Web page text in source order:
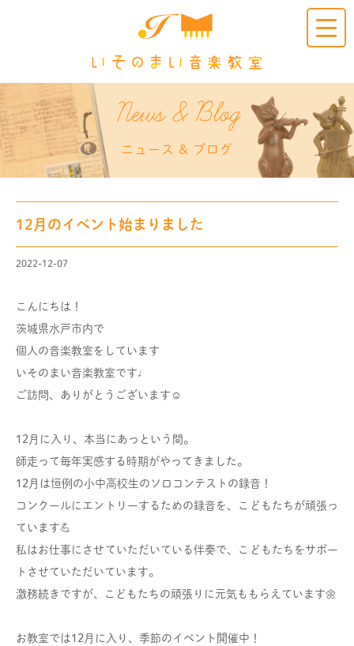
Clic
k
News & Blog
ニュース & ブログ
12月のイベント始まりました
2022-12-07
こんにちは！
茨城県水戸市内で
個人の音楽教室をしています
いそのまい音楽教室です♩
ご訪問、ありがとうございます☺︎
12月に入り、本当にあっという間。
師走って毎年実感する時期がやってきました。
12月は恒例の小中高校生のソロコンテストの録音！
コンクールにエントリーするための録音を、こどもたちが頑張っ
ています💪
私はお仕事にさせていただいている伴奏で、こどもたちをサポー
トさせていただいています。
激務続きですが、こどもたちの頑張りに元気ももらえています🌼
お教室では12月に入り、季節のイベント開催中！